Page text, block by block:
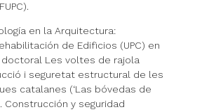
en la Arquitectura:
de Edificios (UPC) en
doctoral Les voltes de rajola
i seguretat estructural de les
catalanes (‘Las bóvedas de
Construcción y seguridad